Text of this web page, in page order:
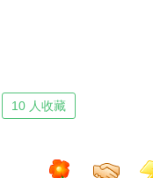
10 人收藏